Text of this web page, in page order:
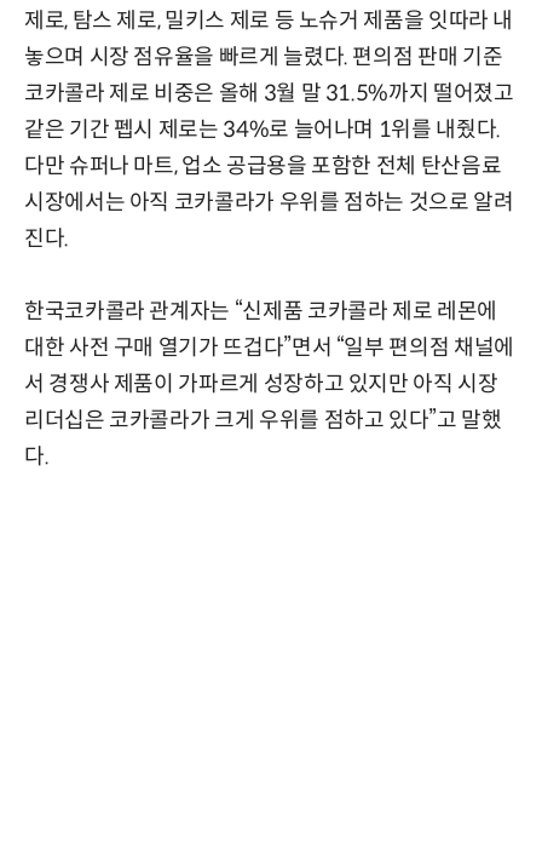
제로, 탐스 제로, 밀키스 제로 등 노슈거 제품을 잇따라 내
놓으며 시장 점유율을 빠르게 늘렸다. 편의점 판매 기준
코카콜라 제로 비중은 올해 3월 말 31.5%까지 떨어졌고
같은 기간 펩시 제로는 34%로 늘어나며 1위를 내줬다.
다만 슈퍼나 마트, 업소 공급용을 포함한 전체 탄산음료
시장에서는 아직 코카콜라가 우위를 점하는 것으로 알려
진다.
한국코카콜라 관계자는 “신제품 코카콜라 제로 레몬에
대한 사전 구매 열기가 뜨겁다”면서 “일부 편의점 채널에
서 경쟁사 제품이 가파르게 성장하고 있지만 아직 시장
리더십은 코카콜라가 크게 우위를 점하고 있다”고 말했
다.